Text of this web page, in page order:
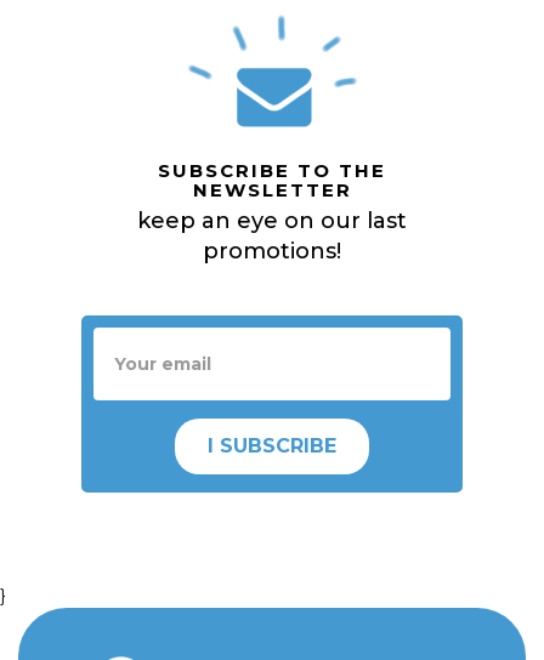
SUBSCRIBE TO THE
NEWSLETTER
keep an eye on our last
promotions!
I SUBSCRIBE
}